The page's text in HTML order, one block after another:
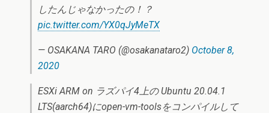
したんじゃなかったの！？
pic.twitter.com/YX0qJyMeTX
— OSAKANA TARO (@osakanataro2) October 8,
2020
ESXi ARM on ラズパイ4上の Ubuntu 20.04.1
LTS(aarch64)にopen-vm-toolsをコンパイルして